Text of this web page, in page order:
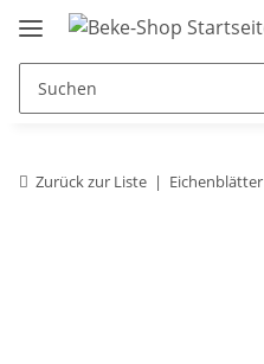
Zurück zur Liste Eichenblätter